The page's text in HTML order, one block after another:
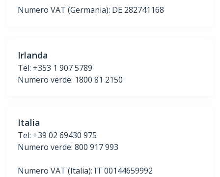
Numero VAT (Germania): DE 282741168
Irlanda
Tel: +353 1 907 5789
Numero verde: 1800 81 2150
Italia
Tel: +39 02 69430 975
Numero verde: 800 917 993
Numero VAT (Italia): IT 00144659992